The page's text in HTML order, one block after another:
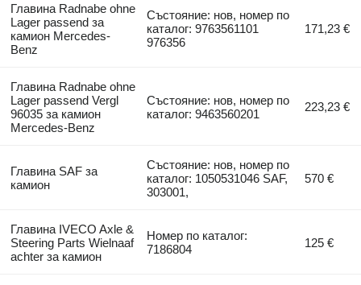
Главина Radnabe ohne
Lager passend за
камион Mercedes-
Benz
Състояние: нов, номер по
каталог: 9763561101
976356
171,23 €
Главина Radnabe ohne
Lager passend Vergl
96035 за камион
Mercedes-Benz
Състояние: нов, номер по
каталог: 9463560201
223,23 €
Главина SAF за
камион
Състояние: нов, номер по
каталог: 1050531046 SAF,
303001,
570 €
Главина IVECO Axle &
Steering Parts Wielnaaf
achter за камион
Номер по каталог:
7186804
125 €